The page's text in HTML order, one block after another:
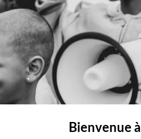
Articles similaires
Bienvenue